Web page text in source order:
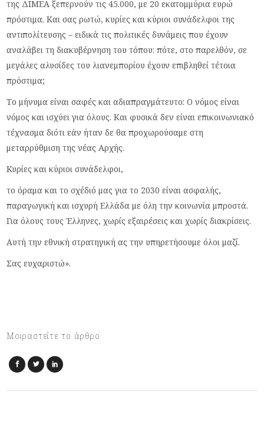
της ΔΙΜΕΑ ξεπερνούν τις 45.000, με 20 εκατομμύρια ευρώ
πρόστιμα. Και σας ρωτώ, κυρίες και κύριοι συνάδελφοι της
αντιπολίτευσης – ειδικά τις πολιτικές δυνάμεις που έχουν
αναλάβει τη διακυβέρνηση του τόπου: πότε, στο παρελθόν, σε
μεγάλες αλυσίδες του λιανεμπορίου έχουν επιβληθεί τέτοια
πρόστιμα;
Το μήνυμα είναι σαφές και αδιαπραγμάτευτο: Ο νόμος είναι
νόμος και ισχύει για όλους. Και φυσικά δεν είναι επικοινωνιακό
τέχνασμα διότι εάν ήταν δε θα προχωρούσαμε στη
μεταρρύθμιση της νέας Αρχής.
Κυρίες και κύριοι συνάδελφοι,
το όραμα και το σχέδιό μας για το 2030 είναι ασφαλής,
παραγωγική και ισχυρή Ελλάδα με όλη την κοινωνία μπροστά.
Για όλους τους Έλληνες, χωρίς εξαιρέσεις και χωρίς διακρίσεις.
Αυτή την εθνική στρατηγική ας την υπηρετήσουμε όλοι μαζί.
Σας ευχαριστώ».
Μοιραστείτε το άρθρο